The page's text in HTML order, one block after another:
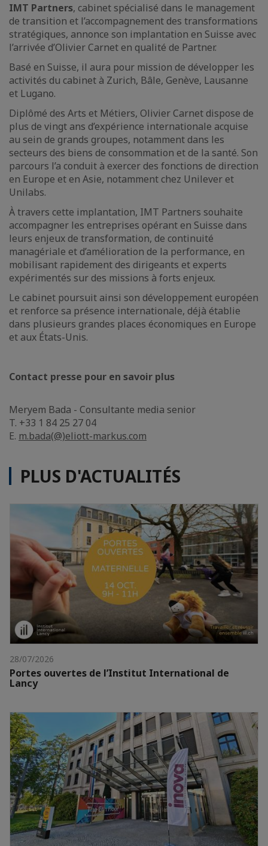
IMT Partners, cabinet spécialisé dans le management
de transition et l’accompagnement des transformations
stratégiques, annonce son implantation en Suisse avec
l’arrivée d’Olivier Carnet en qualité de Partner.
Basé en Suisse, il aura pour mission de développer les
activités du cabinet à Zurich, Bâle, Genève, Lausanne
et Lugano.
Diplômé des Arts et Métiers, Olivier Carnet dispose de
plus de vingt ans d’expérience internationale acquise
au sein de grands groupes, notamment dans les
secteurs des biens de consommation et de la santé. Son
parcours l’a conduit à exercer des fonctions de direction
en Europe et en Asie, notamment chez Unilever et
Unilabs.
À travers cette implantation, IMT Partners souhaite
accompagner les entreprises opérant en Suisse dans
leurs enjeux de transformation, de continuité
managériale et d’amélioration de la performance, en
mobilisant rapidement des dirigeants et experts
expérimentés sur des missions à forts enjeux.
Le cabinet poursuit ainsi son développement européen
et renforce sa présence internationale, déjà établie
dans plusieurs grandes places économiques en Europe
et aux États-Unis.
Contact presse pour en savoir plus
Meryem Bada - Consultante media senior
T. +33 1 84 25 27 04
E. m.bada(@)eliott-markus.com
PLUS D'ACTUALITÉS
28/07/2026
Portes ouvertes de l’Institut International de
Lancy